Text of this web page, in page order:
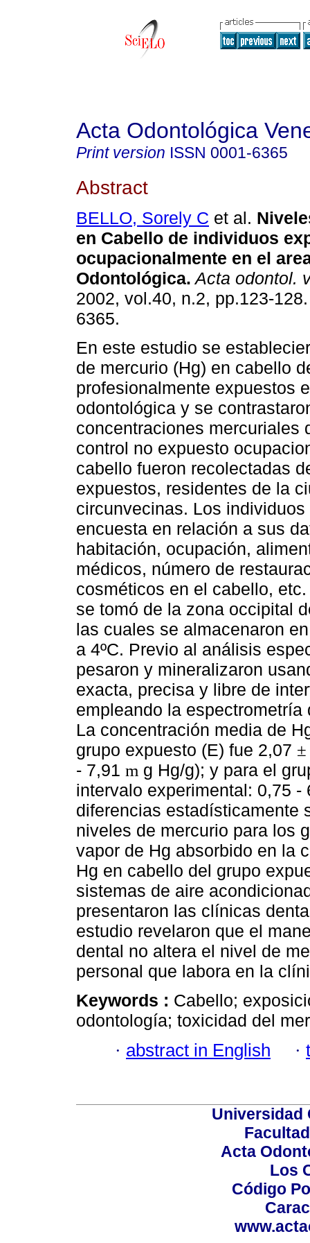
Acta Odontológica
Print version ISSN 0001-6365
Abstract
BELLO, Sorely C et al.
en Cabello de individuos
ocupacionalmente en el
Odontológica. Acta odontol.
2002, vol.40, n.2, pp.123-
6365.
En este estudio se
de mercurio (Hg) en cabello
profesionalmente expuestos
odontológica y se
concentraciones mercuriales
control no expuesto
cabello fueron recolectadas
expuestos, residentes de la
circunvecinas. Los
encuesta en relación a sus
habitación, ocupación,
médicos, número de
cosméticos en el cabello,
se tomó de la zona occipital
las cuales se almacenaron
a 4ºC. Previo al análisis
pesaron y mineralizaron
exacta, precisa y libre de
empleando la
La concentración media de
grupo expuesto (E) fue 2,07 ±
- 7,91 m g Hg/g); y para el
intervalo experimental: 0,75 -
diferencias estadísticamente
niveles de mercurio para los
vapor de Hg absorbido en la
Hg en cabello del grupo
sistemas de aire
presentaron las clínicas
estudio revelaron que el
dental no altera el nivel de
personal que labora en la
Keywords : Cabello;
odontología; toxicidad del
· abstract in English ·
Universidad
Acta
Los
Código